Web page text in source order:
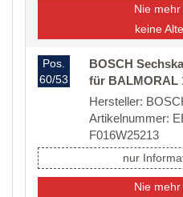
Nie
keine
Pos.
60/53
BOSCH
für BALMORAL
Hersteller:
Artikelnummer:
F016W25213
nur
Nie